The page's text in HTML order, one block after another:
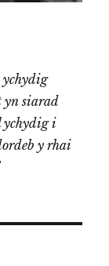
ychydig
yn siarad
ychydig i
y rhai